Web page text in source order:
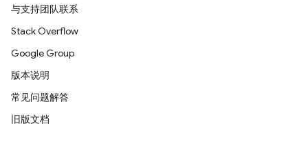
与支持团队联系
Stack Overflow
Google Group
版本说明
常见问题解答
旧版文档